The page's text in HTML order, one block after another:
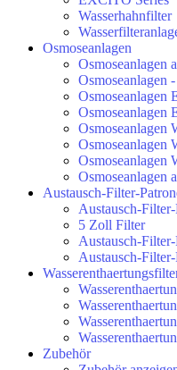
Wasserhahnfilter
Osmoseanlagen
Osmoseanlagen
Osmoseanlagen
Osmoseanlagen
Osmoseanlagen
Osmoseanlagen
Osmoseanlagen
Osmoseanlagen
Osmoseanlagen
Austausch-Filter-
Austausch-
5 Zoll Filter
Austausch-
Austausch-
Zubehör